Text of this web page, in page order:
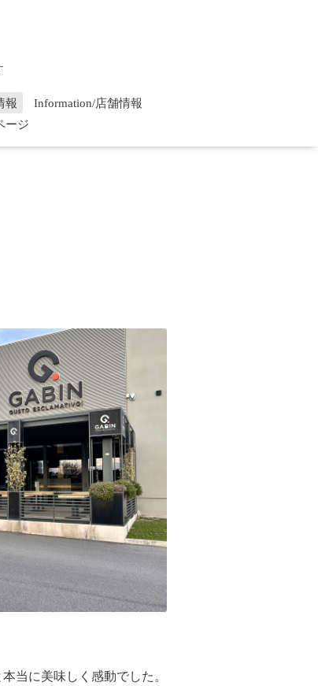
報
Information/店舗情報
ージ
当に美味しく感動でした。